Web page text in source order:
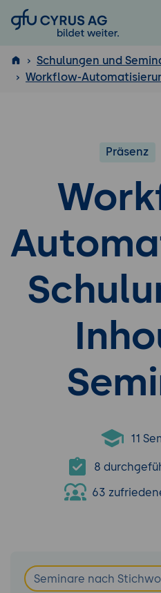
GFU Cyrus AG
Schulungen und
Workflow-
Präsenz
11
8
63